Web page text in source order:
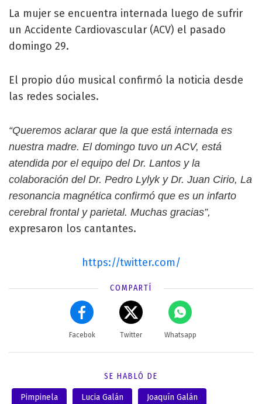
La mujer se encuentra internada luego de sufrir
un Accidente Cardiovascular (ACV) el pasado
domingo 29.
El propio dúo musical confirmó la noticia desde
las redes sociales.
“Queremos aclarar que la que está internada es
nuestra madre. El domingo tuvo un ACV, está
atendida por el equipo del Dr. Lantos y la
colaboración del Dr. Pedro Lylyk y Dr. Juan Cirio, La
resonancia magnética confirmó que es un infarto
cerebral frontal y parietal. Muchas gracias”,
expresaron los cantantes.
https://twitter.com/
COMPARTÍ
Facebok Twitter Whatsapp
SE HABLÓ DE
Pimpinela Lucia Galán Joaquín Galán